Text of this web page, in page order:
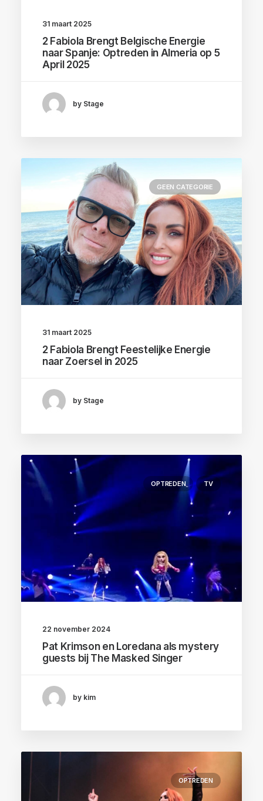
31 maart 2025
2 Fabiola Brengt Belgische Energie
naar Spanje: Optreden in Almeria op 5
April 2025
by Stage
GEEN CATEGORIE
31 maart 2025
2 Fabiola Brengt Feestelijke Energie
naar Zoersel in 2025
by Stage
OPTREDEN TV
22 november 2024
Pat Krimson en Loredana als mystery
guests bij The Masked Singer
by kim
OPTREDEN